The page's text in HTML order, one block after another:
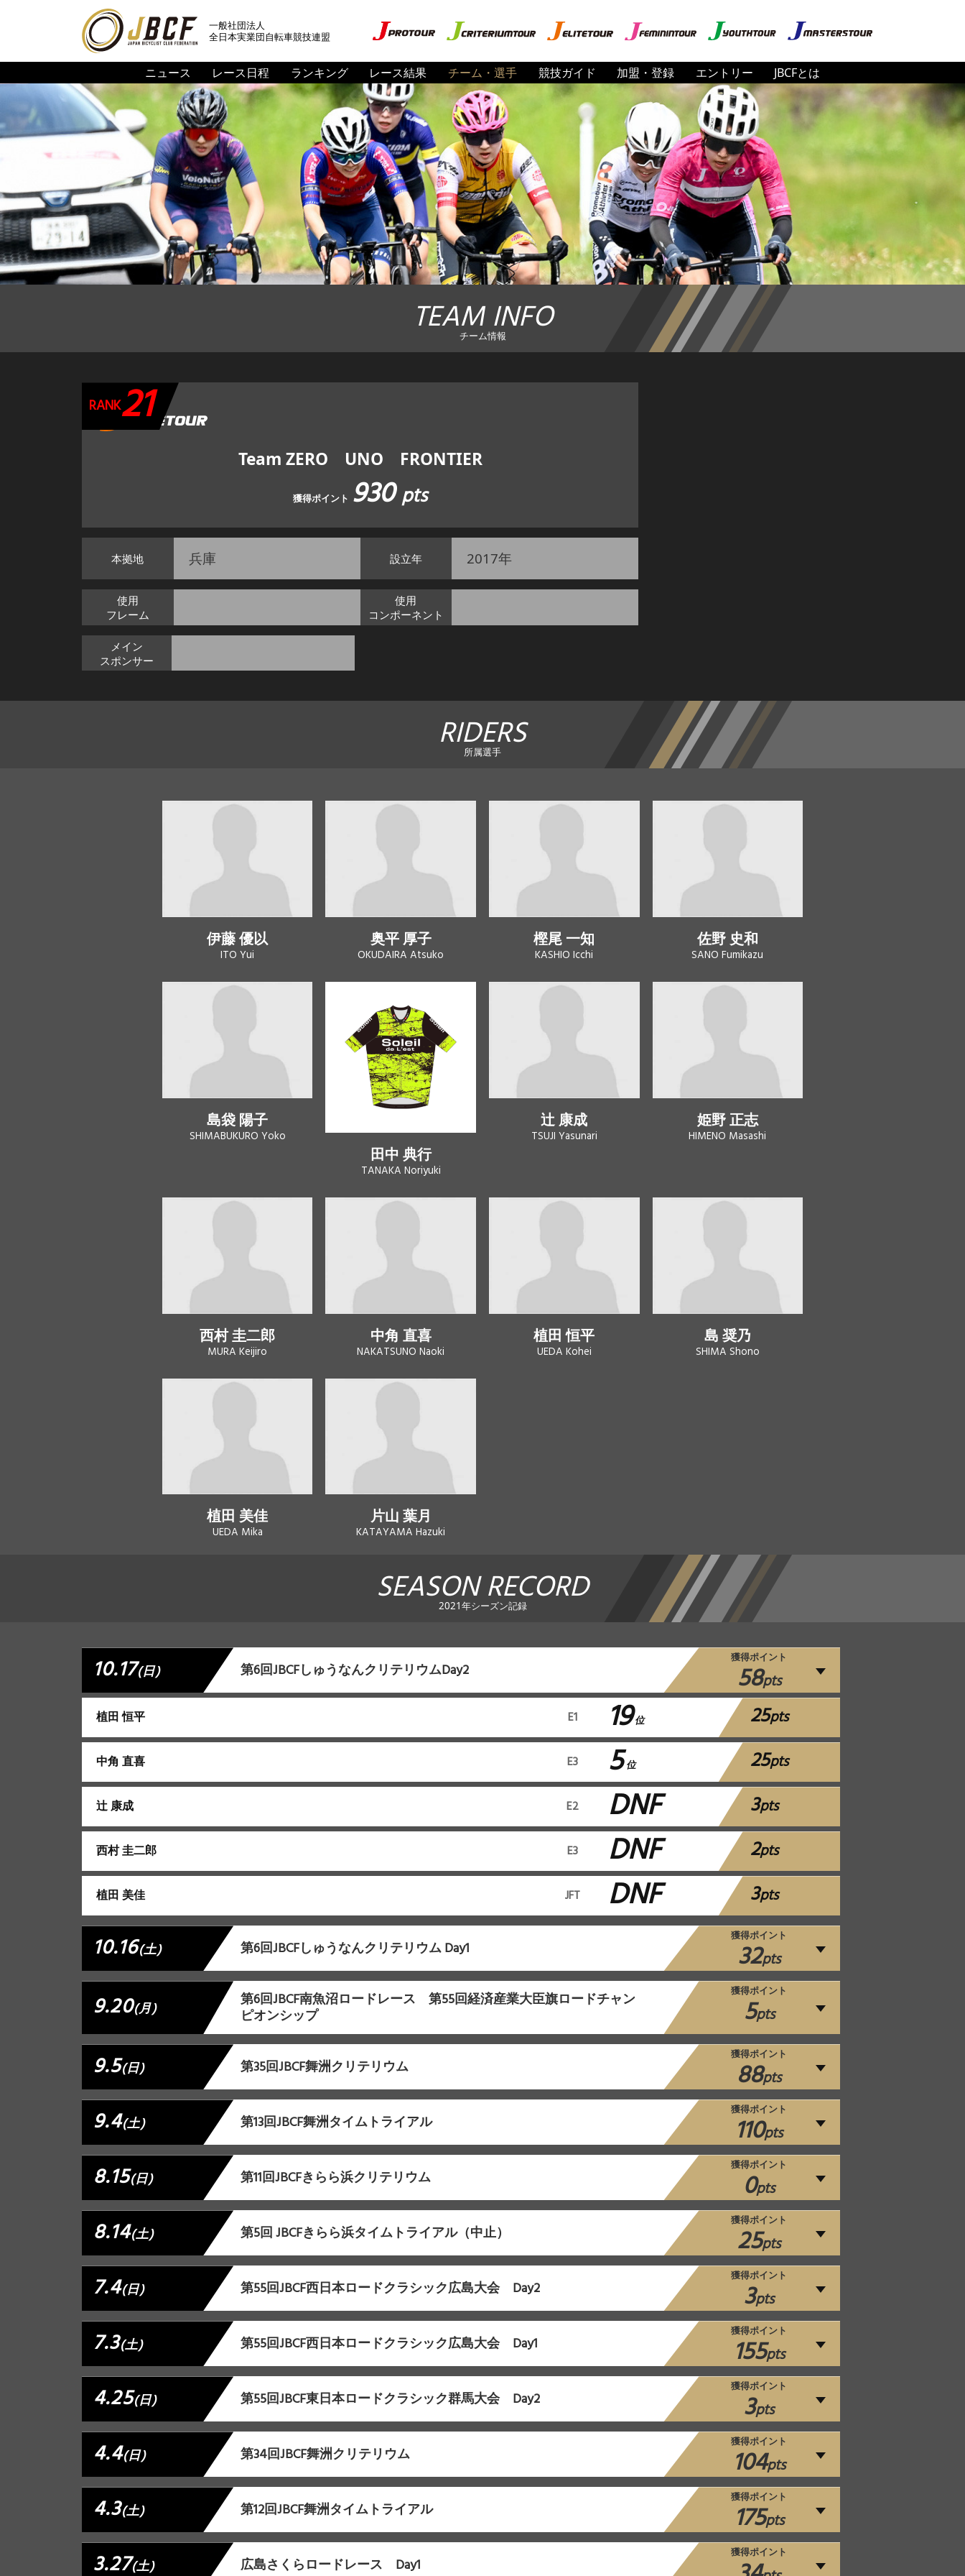
一般社団法人
全日本実業団自転車競技連盟
ニュース レース日程 ランキング レース結果 チーム・選手 競技ガイド 加盟・登録 エントリー JBCFとは
TEAM INFO
チーム情報
Team ZERO UNO FRONTIER
獲得ポイント 930pts
RANK21
本拠地 兵庫 設立年 2017年
使用
フレーム
使用
コンポーネント
メイン
スポンサー
RIDERS
所属選手
伊藤 優以
ITO Yui
奥平 厚子
OKUDAIRA Atsuko
樫尾 一知
KASHIO Icchi
佐野 史和
SANO Fumikazu
島袋 陽子
SHIMABUKURO Yoko
田中 典行
TANAKA Noriyuki
辻 康成
TSUJI Yasunari
姫野 正志
HIMENO Masashi
西村 圭二郎
MURA Keijiro
中角 直喜
NAKATSUNO Naoki
植田 恒平
UEDA Kohei
島 奨乃
SHIMA Shono
植田 美佳
UEDA Mika
片山 葉月
KATAYAMA Hazuki
SEASON RECORD
2021年シーズン記録
10.17(日) 第6回JBCFしゅうなんクリテリウムDay2
獲得ポイント
58pts
植田 恒平 E1 19 位 25pts
中角 直喜 E3 5 位 25pts
辻 康成 E2 DNF 3pts
西村 圭二郎 E3 DNF 2pts
植田 美佳 JFT DNF 3pts
10.16(土) 第6回JBCFしゅうなんクリテリウム Day1
獲得ポイント
32pts
9.20(月) 第6回JBCF南魚沼ロードレース 第55回経済産業大臣旗ロードチャン
ピオンシップ
獲得ポイント
5pts
9.5(日) 第35回JBCF舞洲クリテリウム
獲得ポイント
88pts
9.4(土) 第13回JBCF舞洲タイムトライアル
獲得ポイント
110pts
8.15(日) 第11回JBCFきらら浜クリテリウム
獲得ポイント
0pts
8.14(土) 第5回 JBCFきらら浜タイムトライアル（中止）
獲得ポイント
25pts
7.4(日) 第55回JBCF西日本ロードクラシック広島大会 Day2
獲得ポイント
3pts
7.3(土) 第55回JBCF西日本ロードクラシック広島大会 Day1
獲得ポイント
155pts
4.25(日) 第55回JBCF東日本ロードクラシック群馬大会 Day2
獲得ポイント
3pts
4.4(日) 第34回JBCF舞洲クリテリウム
獲得ポイント
104pts
4.3(土) 第12回JBCF舞洲タイムトライアル
獲得ポイント
175pts
3.27(土) 広島さくらロードレース Day1
獲得ポイント